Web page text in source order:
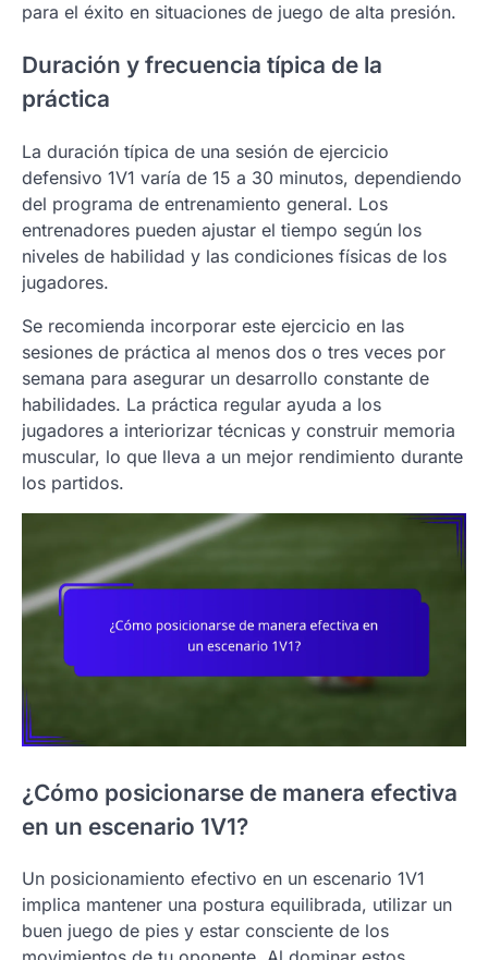
para el éxito en situaciones de juego de alta presión.
Duración y frecuencia típica de la
práctica
La duración típica de una sesión de ejercicio
defensivo 1V1 varía de 15 a 30 minutos, dependiendo
del programa de entrenamiento general. Los
entrenadores pueden ajustar el tiempo según los
niveles de habilidad y las condiciones físicas de los
jugadores.
Se recomienda incorporar este ejercicio en las
sesiones de práctica al menos dos o tres veces por
semana para asegurar un desarrollo constante de
habilidades. La práctica regular ayuda a los
jugadores a interiorizar técnicas y construir memoria
muscular, lo que lleva a un mejor rendimiento durante
los partidos.
¿Cómo posicionarse de manera efectiva
en un escenario 1V1?
Un posicionamiento efectivo en un escenario 1V1
implica mantener una postura equilibrada, utilizar un
buen juego de pies y estar consciente de los